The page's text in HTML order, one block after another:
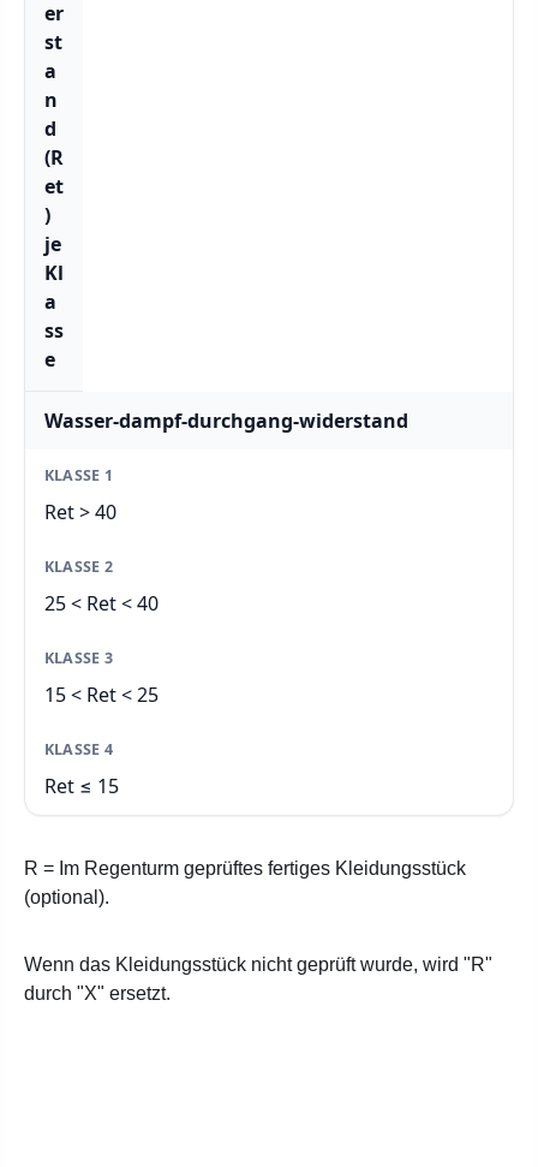
er
st
a
n
d
(R
et
)
je
Kl
a
ss
e
Wasser-dampf-durchgang-widerstand
Ret > 40
25 < Ret < 40
15 < Ret < 25
Ret ≤ 15
R = Im Regenturm geprüftes fertiges Kleidungsstück
(optional).
Wenn das Kleidungsstück nicht geprüft wurde, wird "R"
durch "X" ersetzt.